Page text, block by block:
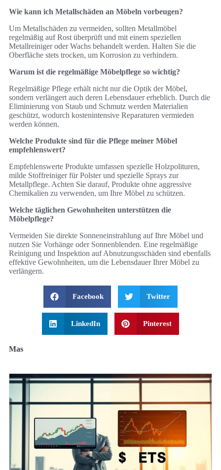
Wie kann ich Metallschäden an Möbeln vorbeugen?
Um Metallschäden zu vermeiden, sollten Metallmöbel
regelmäßig auf Rost überprüft und mit einem speziellen
Metallreiniger oder Wachs behandelt werden. Halten Sie die
Oberfläche stets trocken, um Korrosion zu verhindern.
Warum ist die regelmäßige Möbelpflege so wichtig?
Regelmäßige Pflege erhält nicht nur die Optik der Möbel,
sondern verlängert auch deren Lebensdauer erheblich. Durch die
Eliminierung von Staub und Schmutz werden Materialien
geschützt, wodurch kostenintensive Reparaturen vermieden
werden können.
Welche Produkte sind für die Pflege meiner Möbel
empfehlenswert?
Empfehlenswerte Produkte umfassen spezielle Holzpolituren,
milde Stoffreiniger für Polster und spezielle Sprays zur
Metallpflege. Achten Sie darauf, Produkte ohne aggressive
Chemikalien zu verwenden, um Ihre Möbel zu schützen.
Welche täglichen Gewohnheiten unterstützen die
Möbelpflege?
Vermeiden Sie direkte Sonneneinstrahlung auf Ihre Möbel und
nutzen Sie Vorhänge oder Sonnenblenden. Eine regelmäßige
Reinigung und Inspektion auf Abnutzungsschäden sind ebenfalls
effektive Gewohnheiten, um die Lebensdauer Ihrer Möbel zu
verlängern.
Facebook Twitter
LinkedIn Pinterest
Mas